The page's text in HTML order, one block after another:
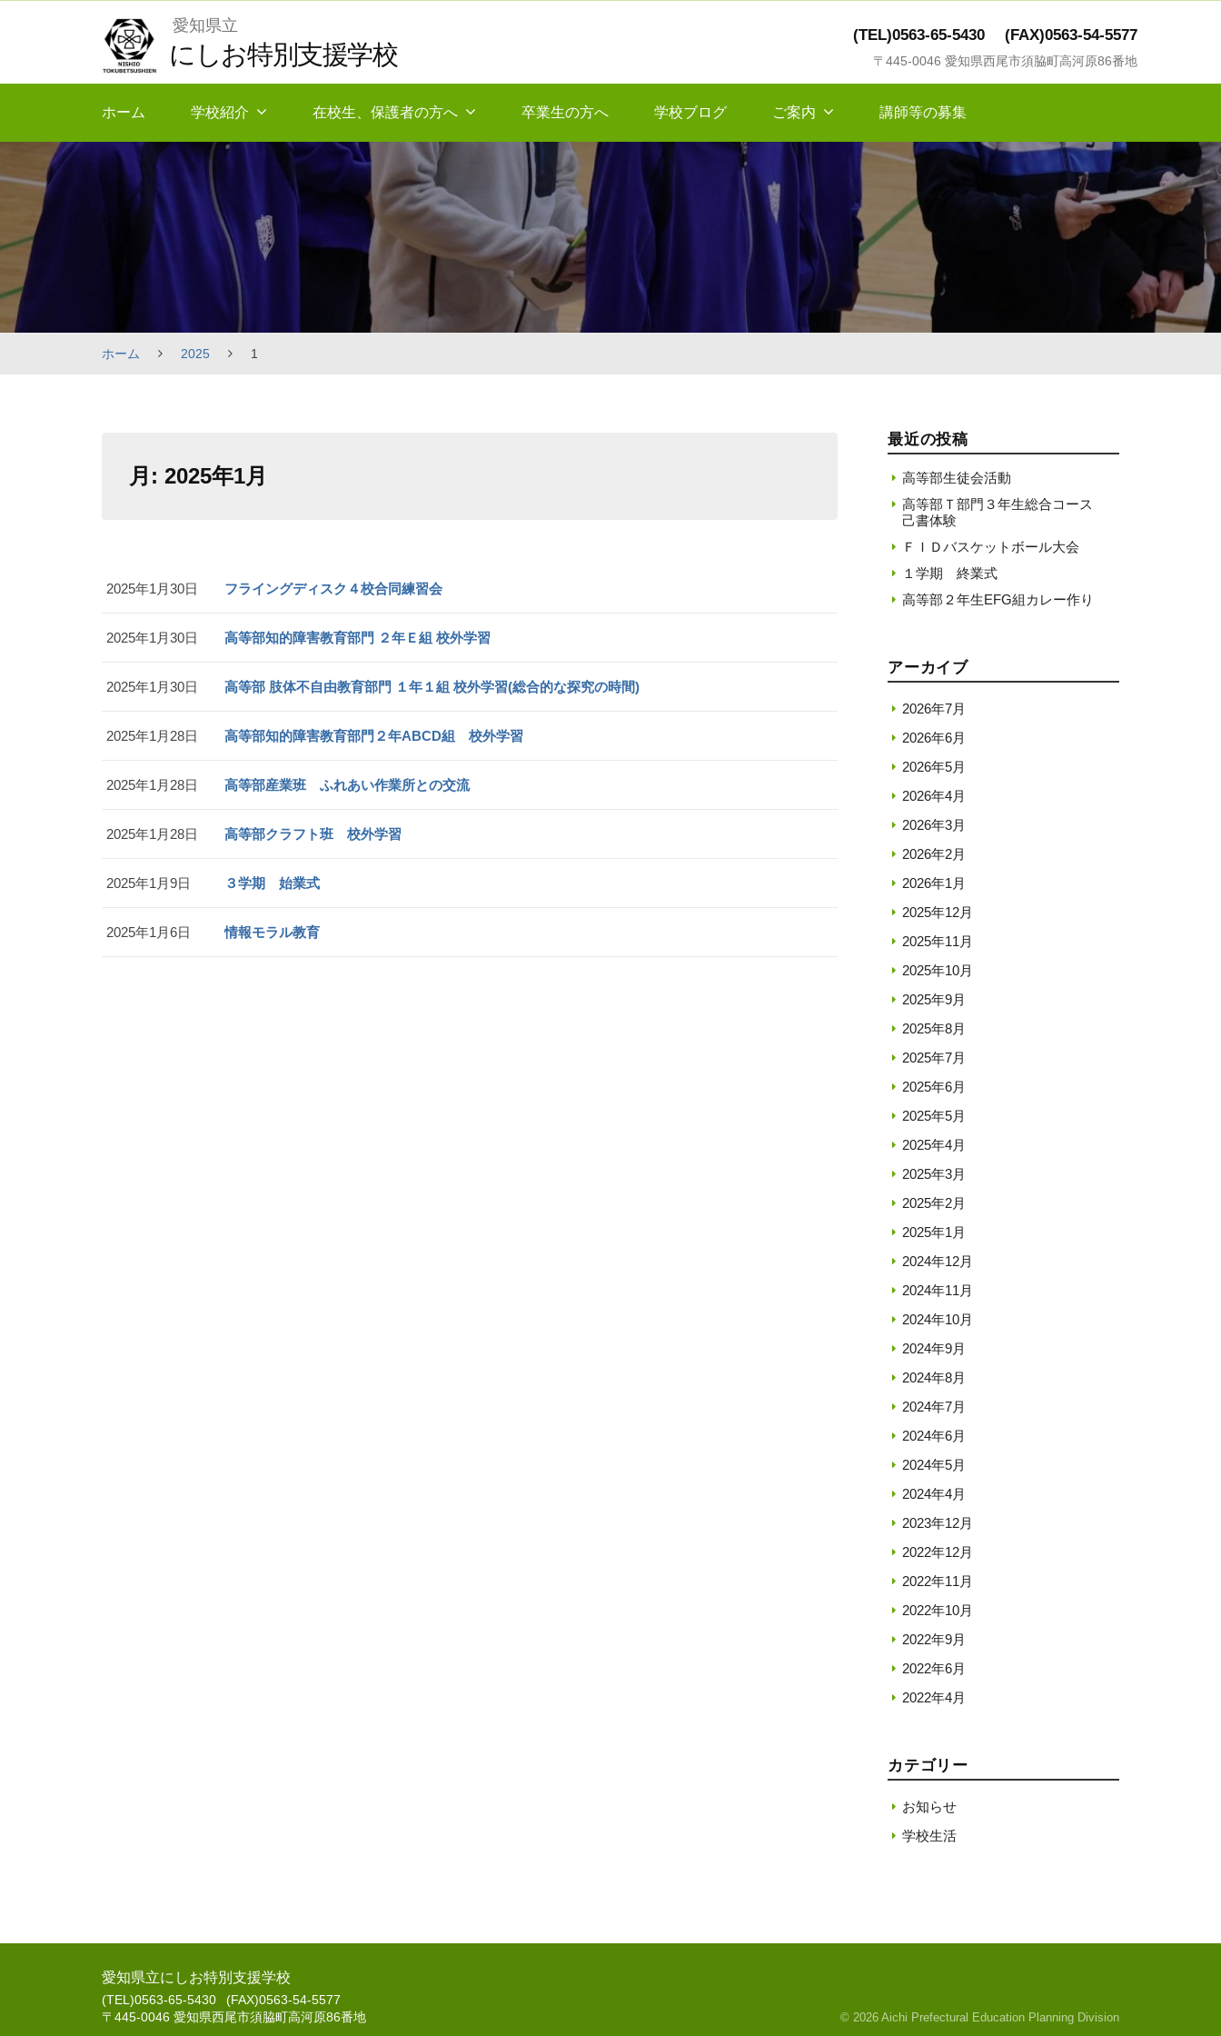
愛知県立
にしお特別支援学校
(TEL)0563-65-5430 (FAX)0563-54-5577
〒445-0046 愛知県西尾市須脇町高河原86番地
ホーム 学校紹介 在校生、保護者の方へ 卒業生の方へ 学校ブログ ご案内 講師等の募集
ホーム 2025 1
月: 2025年1月
2025年1月30日 フライングディスク４校合同練習会
2025年1月30日 高等部知的障害教育部門 ２年Ｅ組 校外学習
2025年1月30日 高等部 肢体不自由教育部門 １年１組 校外学習(総合的な探究の時間)
2025年1月28日 高等部知的障害教育部門２年ABCD組 校外学習
2025年1月28日 高等部産業班 ふれあい作業所との交流
2025年1月28日 高等部クラフト班 校外学習
2025年1月9日 ３学期 始業式
2025年1月6日 情報モラル教育
最近の投稿
高等部生徒会活動
高等部Ｔ部門３年生総合コース
己書体験
ＦＩＤバスケットボール大会
１学期 終業式
高等部２年生EFG組カレー作り
アーカイブ
2026年7月
2026年6月
2026年5月
2026年4月
2026年3月
2026年2月
2026年1月
2025年12月
2025年11月
2025年10月
2025年9月
2025年8月
2025年7月
2025年6月
2025年5月
2025年4月
2025年3月
2025年2月
2025年1月
2024年12月
2024年11月
2024年10月
2024年9月
2024年8月
2024年7月
2024年6月
2024年5月
2024年4月
2023年12月
2022年12月
2022年11月
2022年10月
2022年9月
2022年6月
2022年4月
カテゴリー
お知らせ
学校生活
愛知県立にしお特別支援学校
(TEL)0563-65-5430
(FAX)0563-54-5577
〒445-0046 愛知県西尾市須脇町高河原86番地
© 2026 Aichi Prefectural Education Planning Division